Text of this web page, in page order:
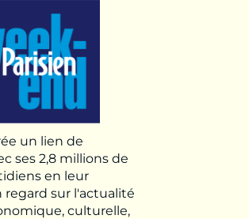
un lien de
ses 2,8 millions de
en leur
sur l'actualité
culturelle,